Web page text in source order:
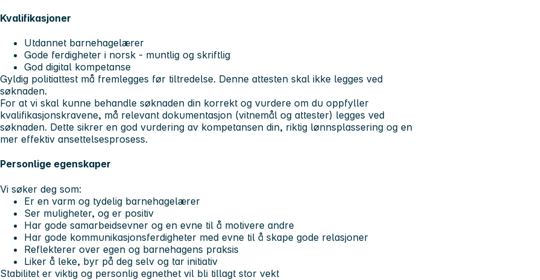
Kvalifikasjoner
Utdannet barnehagelærer
Gode ferdigheter i norsk - muntlig og skriftlig
God digital kompetanse
Gyldig politiattest må fremlegges før tiltredelse. Denne attesten skal ikke legges ved
søknaden.
For at vi skal kunne behandle søknaden din korrekt og vurdere om du oppfyller
kvalifikasjonskravene, må relevant dokumentasjon (vitnemål og attester) legges ved
søknaden. Dette sikrer en god vurdering av kompetansen din, riktig lønnsplassering og en
mer effektiv ansettelsesprosess.
Personlige egenskaper
Vi søker deg som:
Er en varm og tydelig barnehagelærer
Ser muligheter, og er positiv
Har gode samarbeidsevner og en evne til å motivere andre
Har gode kommunikasjonsferdigheter med evne til å skape gode relasjoner
Reflekterer over egen og barnehagens praksis
Liker å leke, byr på deg selv og tar initiativ
Stabilitet er viktig og personlig egnethet vil bli tillagt stor vekt